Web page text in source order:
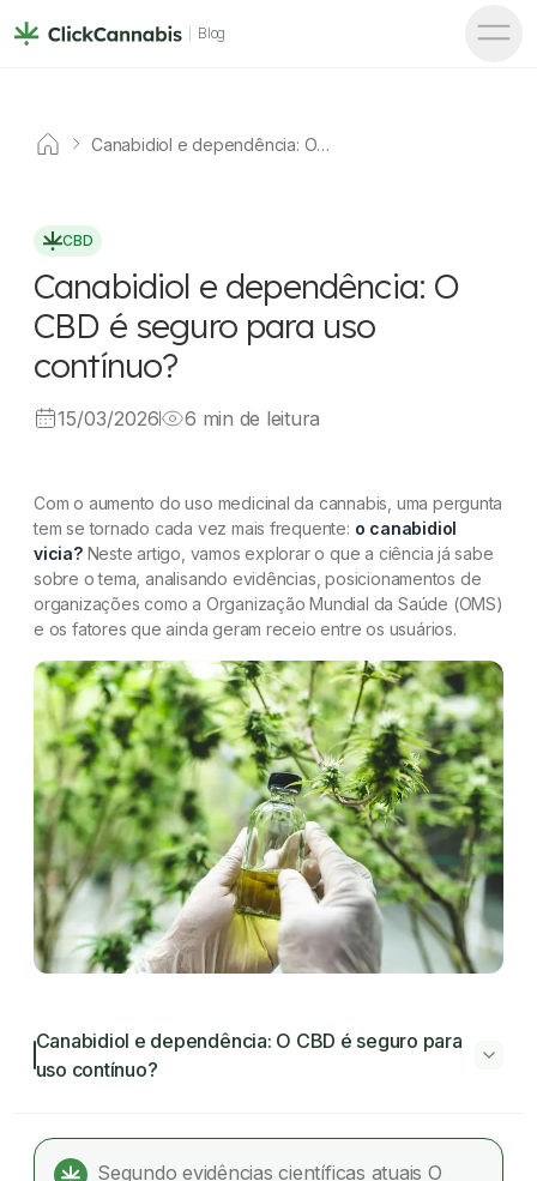
Blog
Canabidiol e dependência: O
CBD
Canabidiol e dependência: O
CBD é seguro para uso
contínuo?
15/03/2026 6 min de leitura
Com o aumento do uso medicinal da cannabis, uma pergunta
tem se tornado cada vez mais frequente: o canabidiol
vicia?Neste artigo, vamos explorar o que a ciência já sabe
sobre o tema, analisando evidências, posicionamentos de
organizações como a Organização Mundial da Saúde (OMS)
e os fatores que ainda geram receio entre os usuários.
Canabidiol e dependência: O CBD é seguro para
uso contínuo?
Canabidiol e dependência: O CBD é seguro
para uso contínuo?
Segundo evidências científicas atuais O